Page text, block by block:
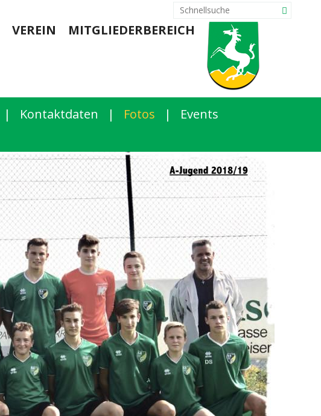
VEREIN MITGLIEDERBEREICH
| Kontaktdaten | Fotos |
Events